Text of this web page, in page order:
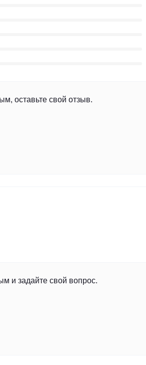
оставьте свой отзыв.
и задайте свой вопрос.